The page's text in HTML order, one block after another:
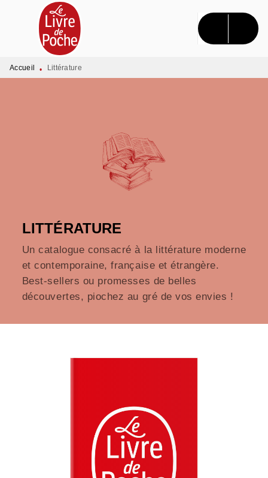
MENU RECHERCHE CONTENU
PIED DE PAGE
Accueil • Littérature
LITTÉRATURE
Un catalogue consacré à la littérature moderne
et contemporaine, française et étrangère.
Best-sellers ou promesses de belles
découvertes, piochez au gré de vos envies !